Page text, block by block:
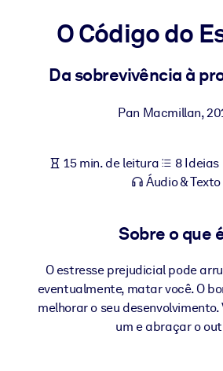
Para LMS/LXP
resultados de aprendizagem mais
Enriqueça sua biblioteca corporativa
negócios confiável e pronto para uso.
Alimente seus sistemas de IA com
O Código do
Da sobrevivência à
Pan Macmillan,
15 min. de leitura
8
Áudio & Texto
Sobre o que
O estresse prejudicial pode
eventualmente, matar você. O
melhorar o seu
um e abraçar o